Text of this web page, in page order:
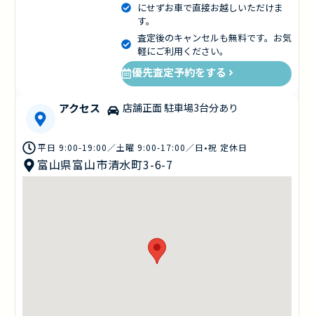
にせずお車で直接お越しいただけま
す。
査定後のキャンセルも無料です。お気
軽にご利用ください。
優先査定予約をする
アクセス 店舗正面 駐車場3台分あり
平日 9:00-19:00／土曜 9:00-17:00／日•祝 定休日
富山県富山市清水町3-6-7